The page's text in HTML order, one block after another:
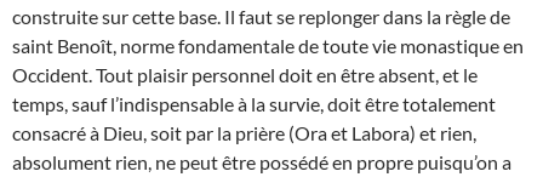
construite sur cette base. Il faut se replonger dans la règle de
saint Benoît, norme fondamentale de toute vie monastique en
Occident. Tout plaisir personnel doit en être absent, et le
temps, sauf l’indispensable à la survie, doit être totalement
consacré à Dieu, soit par la prière (Ora et Labora) et rien,
absolument rien, ne peut être possédé en propre puisqu’on a